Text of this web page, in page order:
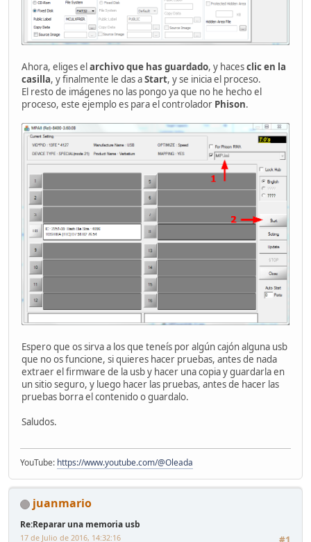
Ahora, eliges elarchivo que has guardado, y hacesclic en la
casilla, y finalmente le das aStart, y se inicia el proceso.
El resto de imágenes no las pongo ya que no he hecho el
proceso, este ejemplo es para el controlador Phison.
Espero que os sirva a los que teneís por algún cajón alguna usb
que no os funcione, si quieres hacer pruebas, antes de nada
extraer el firmware de la usb y hacer una copia y guardarla en
un sitio seguro, y luego hacer las pruebas, antes de hacer las
pruebas borra el contenido o guardalo.
Saludos.
YouTube: https://www.youtube.com/@Oleada
juanmario
Re:Reparar una memoria usb
17 de Julio de 2016, 14:32:16